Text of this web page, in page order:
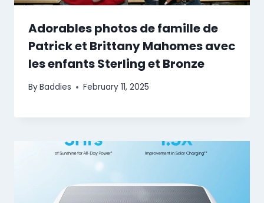
Adorables photos de famille de
Patrick et Brittany Mahomes avec
les enfants Sterling et Bronze
ByBaddies February 11, 2025